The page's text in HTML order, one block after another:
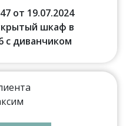
от 19.07.2024
шкаф в
диванчиком